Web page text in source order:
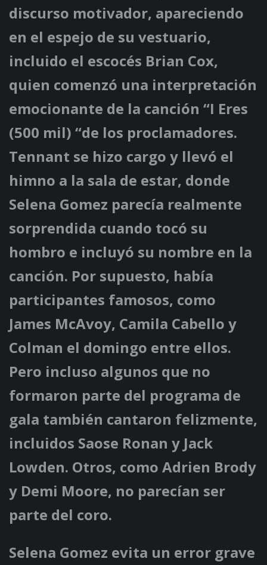
discurso motivador, apareciendo
en el espejo de su vestuario,
incluido el escocés Brian Cox,
quien comenzó una interpretación
emocionante de la canción “I Eres
(500 mil) “de los proclamadores.
Tennant se hizo cargo y llevó el
himno a la sala de estar, donde
Selena Gomez parecía realmente
sorprendida cuando tocó su
hombro e incluyó su nombre en la
canción. Por supuesto, había
participantes famosos, como
James McAvoy, Camila Cabello y
Colman el domingo entre ellos.
Pero incluso algunos que no
formaron parte del programa de
gala también cantaron felizmente,
incluidos Saose Ronan y Jack
Lowden. Otros, como Adrien Brody
y Demi Moore, no parecían ser
parte del coro.
Selena Gomez evita un error grave